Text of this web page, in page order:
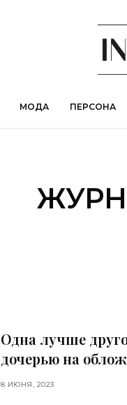
МОДА ПЕРСОНА
Одна лучше
дочерью на
8 ИЮНЯ, 2023